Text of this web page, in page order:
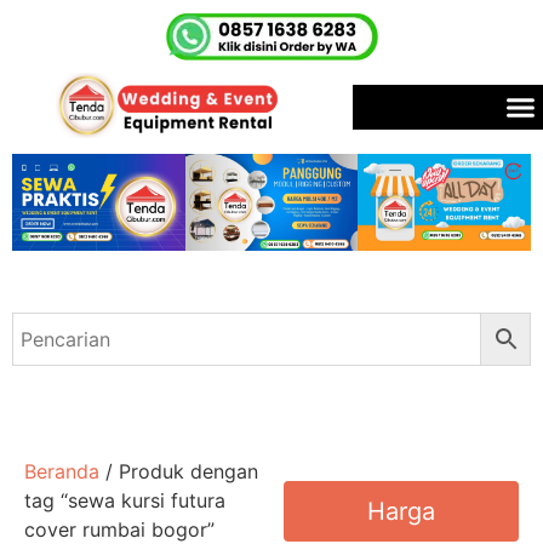
Beranda / Produk dengan
tag “sewa kursi futura
cover rumbai bogor”
Harga